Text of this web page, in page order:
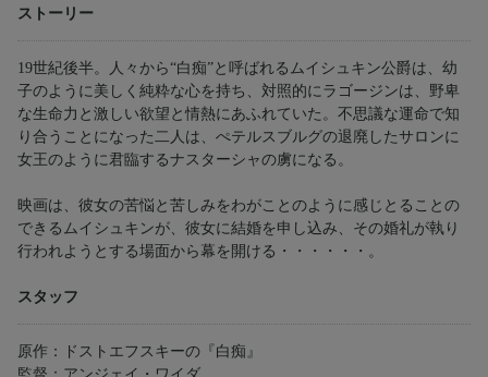
ストーリー
19世紀後半。人々から“白痴”と呼ばれるムイシュキン公爵は、幼
子のように美しく純粋な心を持ち、対照的にラゴージンは、野卑
な生命力と激しい欲望と情熱にあふれていた。不思議な運命で知
り合うことになった二人は、ぺテルスブルグの退廃したサロンに
女王のように君臨するナスターシャの虜になる。
映画は、彼女の苦悩と苦しみをわがことのように感じとることの
できるムイシュキンが、彼女に結婚を申し込み、その婚礼が執り
行われようとする場面から幕を開ける・・・・・・。
スタッフ
原作：ドストエフスキーの『白痴』